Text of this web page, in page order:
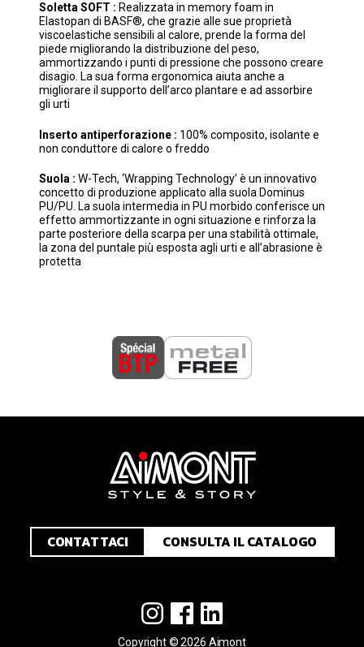
Soletta SOFT : Realizzata in memory foam in
Elastopan di BASF®, che grazie alle sue proprietà
viscoelastiche sensibili al calore, prende la forma del
piede migliorando la distribuzione del peso,
ammortizzando i punti di pressione che possono creare
disagio. La sua forma ergonomica aiuta anche a
migliorare il supporto dell’arco plantare e ad assorbire
gli urti
Inserto antiperforazione : 100% composito, isolante e
non conduttore di calore o freddo
Suola : W-Tech, ‘Wrapping Technology’ è un innovativo
concetto di produzione applicato alla suola Dominus
PU/PU. La suola intermedia in PU morbido conferisce un
effetto ammortizzante in ogni situazione e rinforza la
parte posteriore della scarpa per una stabilità ottimale,
la zona del puntale più esposta agli urti e all’abrasione è
protetta
CONTATTACI CONSULTA IL CATALOGO
Copyright © 2026 Aimont